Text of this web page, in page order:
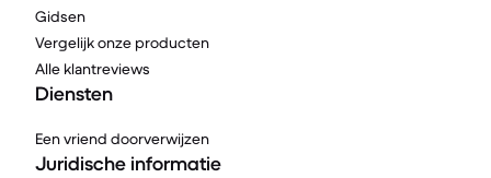
Gidsen
Vergelijk onze producten
Alle klantreviews
Diensten
Een vriend doorverwijzen
Juridische informatie